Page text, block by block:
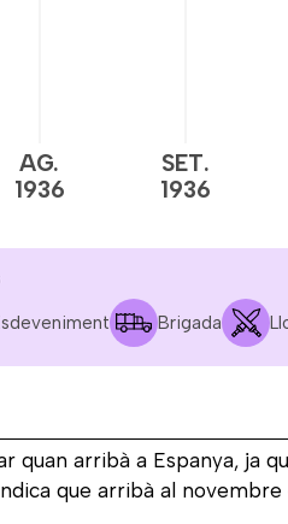
AG.
1936
SET.
1936
Brigada
quan arribà a Espanya, ja
que arribà al